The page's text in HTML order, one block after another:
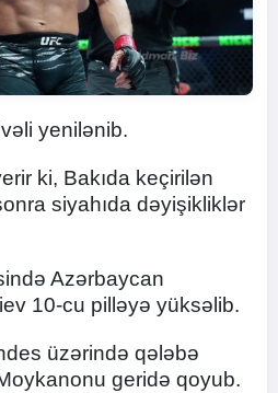
yenilənib.
ki, Bakıda keçirilən
siyahıda dəyişikliklər
Azərbaycan
10-cu pilləyə yüksəlib.
üzərində qələbə
geridə qoyub.